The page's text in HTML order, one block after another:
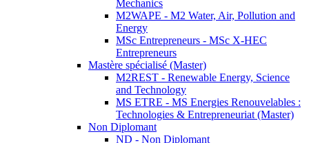
Mechanics
M2WAPE - M2 Water, Air, Pollution and
Energy
MSc Entrepreneurs - MSc X-HEC
Entrepreneurs
Mastère spécialisé (Master)
M2REST - Renewable Energy, Science
and Technology
MS ETRE - MS Energies Renouvelables :
Technologies & Entrepreneuriat (Master)
Non Diplomant
ND - Non Diplomant